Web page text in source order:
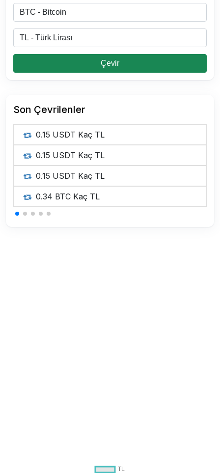
Çevir
Son Çevrilenler
0.15 USDT Kaç TL
0.15 USDT Kaç TL
0.15 USDT Kaç TL
0.34 BTC Kaç TL